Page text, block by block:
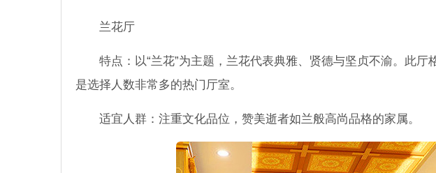
兰花厅
特点：以“兰花”为主题，兰花代表典雅、贤德与坚贞不渝。此
是选择人数非常多的热门厅室。
适宜人群：注重文化品位，赞美逝者如兰般高尚品格的家属。